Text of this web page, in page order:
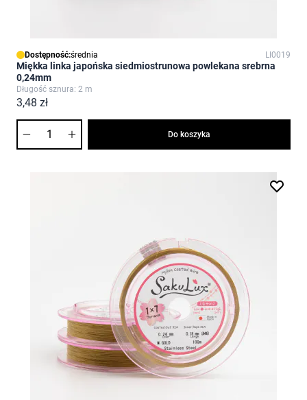
Dostępność:średnia LI0019
Miękka linka japońska siedmiostrunowa powlekana srebrna
0,24mm
Długość sznura: 2 m
3,48 zł
Do koszyka